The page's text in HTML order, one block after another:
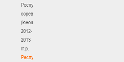
Республиканские
соревнования
(юноши)
2012-
2013
гг.р.
Республиканские